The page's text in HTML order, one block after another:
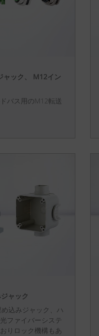
ック、 M12イン
バス用のM12転送
ャック
め込みジャック、ハ
ファイバーシステ
りロック機構もあ